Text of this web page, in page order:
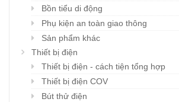
Bồn tiểu di động
Phụ kiện an toàn giao thông
Sản phẩm khác
Thiết bị điện
Thiết bị điện - cách tiện tổng hợp
Thiết bị điện COV
Bút thử điện